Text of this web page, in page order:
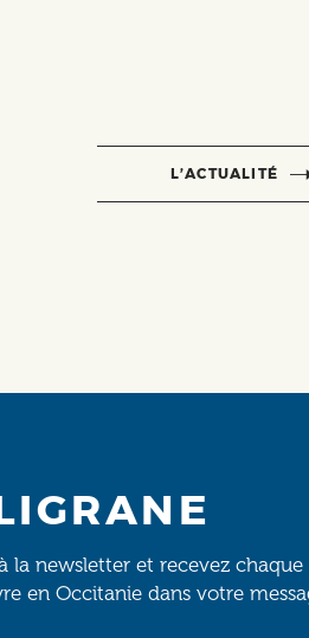
L’ACTUALITÉ
la newsletter et recevez
en Occitanie dans votre